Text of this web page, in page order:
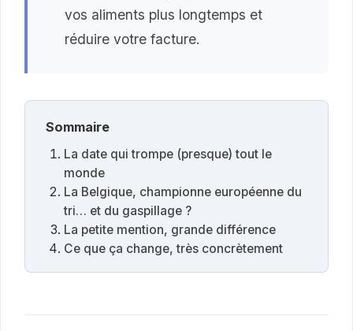
vos aliments plus longtemps et
réduire votre facture.
Sommaire
La date qui trompe (presque) tout le
monde
La Belgique, championne européenne du
tri… et du gaspillage ?
La petite mention, grande différence
Ce que ça change, très concrètement